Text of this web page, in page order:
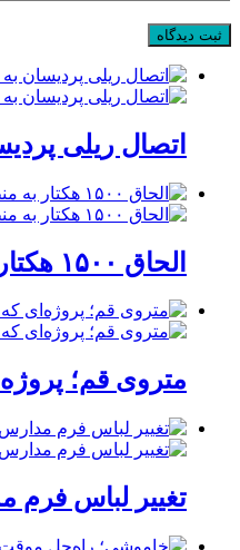
اتصال ریلی
الحاق ۱۵۰۰ هکتار به منطقه ویژه اقتصادی سلفچگان؛ گامی راهبردی برای پاسخ به موج جدید سرمایه‌گذاری در قم
متروی قم؛
تغییر لباس